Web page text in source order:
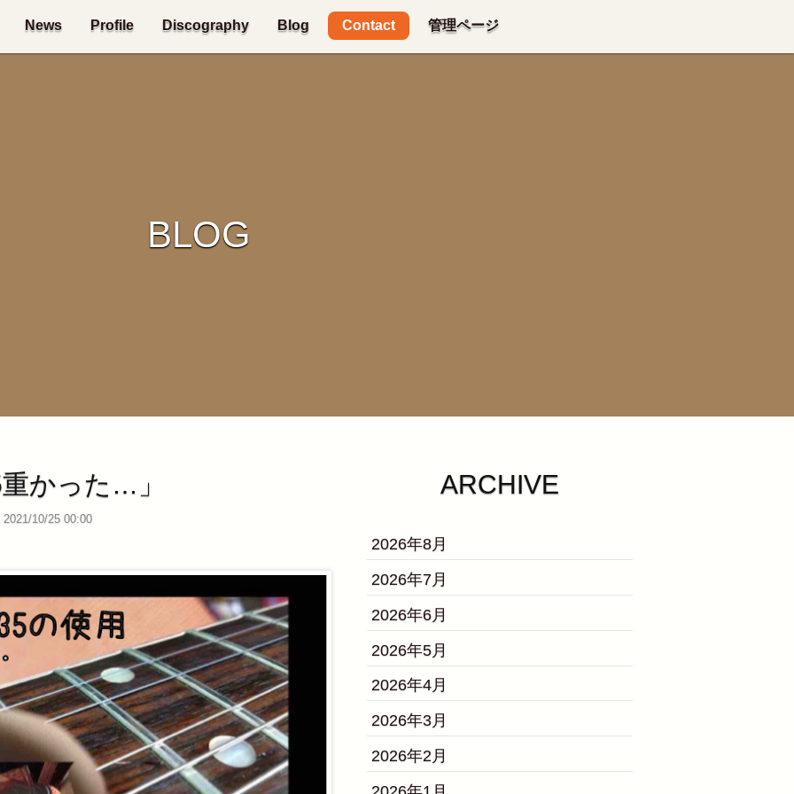
News Profile Discography Blog Contact 管理ページ
BLOG
かった…」
2021/10/25 00:00
ARCHIVE
2026年8月
2026年7月
2026年6月
2026年5月
2026年4月
2026年3月
2026年2月